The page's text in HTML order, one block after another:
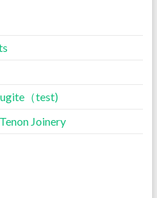
（test)
Joinery